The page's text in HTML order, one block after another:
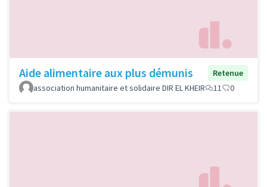
Aide alimentaire aux plus démunis
Retenue
association humanitaire et solidaire DIR EL KHEIR
11 0